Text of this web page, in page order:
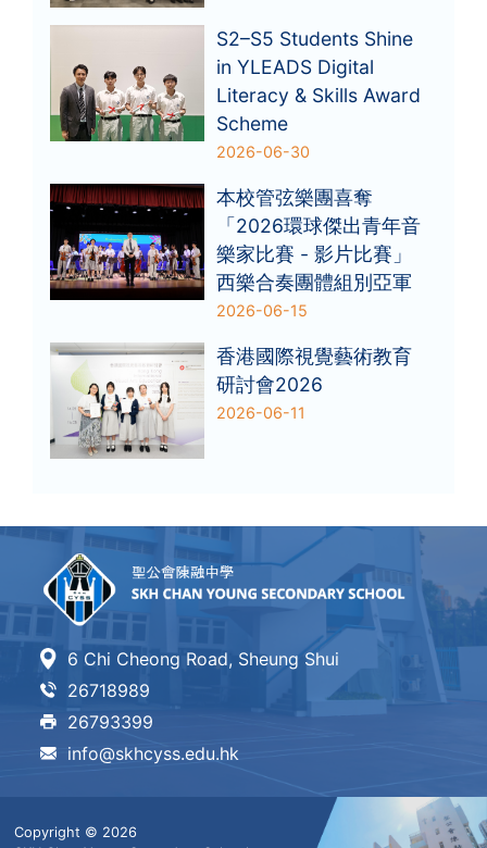
S2–S5 Students Shine
in YLEADS Digital
Literacy & Skills Award
Scheme
2026-06-30
本校管弦樂團喜奪
「2026環球傑出青年音
樂家比賽 - 影片比賽」
西樂合奏團體組別亞軍
2026-06-15
香港國際視覺藝術教育
研討會2026
2026-06-11
6 Chi Cheong Road, Sheung Shui
26718989
26793399
info@skhcyss.edu.hk
Copyright © 2026